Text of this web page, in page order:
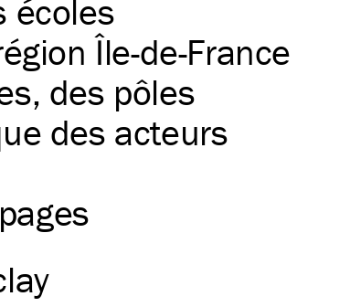
écoles
Île-de-France
des pôles
des acteurs